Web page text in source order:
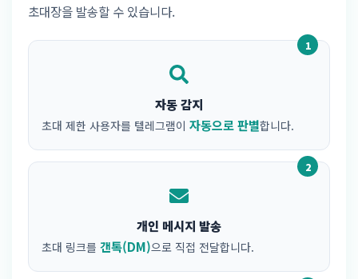
초대장을 발송할 수 있습니다.
1
자동 감지
초대 제한 사용자를 텔레그램이 자동으로 판별합니다.
2
개인 메시지 발송
초대 링크를 갠톡(DM)으로 직접 전달합니다.